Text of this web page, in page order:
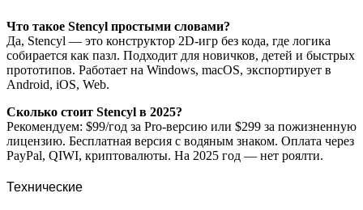
Что такое Stencyl простыми словами?
Да, Stencyl — это конструктор 2D-игр без кода, где логика
собирается как пазл. Подходит для новичков, детей и быстрых
прототипов. Работает на Windows, macOS, экспортирует в
Android, iOS, Web.
Сколько стоит Stencyl в 2025?
Рекомендуем: $99/год за Pro-версию или $299 за пожизненную
лицензию. Бесплатная версия с водяным знаком. Оплата через
PayPal, QIWI, криптовалюты. На 2025 год — нет роялти.
Технические